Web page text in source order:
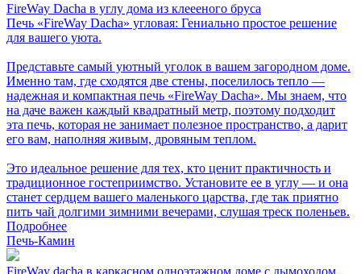
FireWay Dacha в углу дома из клеееного бруса
Печь «FireWay Dacha» угловая: Гениально простое решение
для вашего уюта.
Представьте самый уютный уголок в вашем загородном доме.
Именно там, где сходятся две стены, поселилось тепло —
надежная и компактная печь «FireWay Dacha». Мы знаем, что
на даче важен каждый квадратный метр, поэтому подходит
эта печь, которая не занимает полезное пространство, а дарит
его вам, наполняя живым, дровяным теплом.
Это идеальное решение для тех, кто ценит практичность и
традиционное гостеприимство. Установите ее в углу — и она
станет сердцем вашего маленького царства, где так приятно
пить чай долгими зимними вечерами, слушая треск поленьев.
Подробнее
Печь-Камин
FireWay dacha в каркасном одноэтажном доме с дымоходом